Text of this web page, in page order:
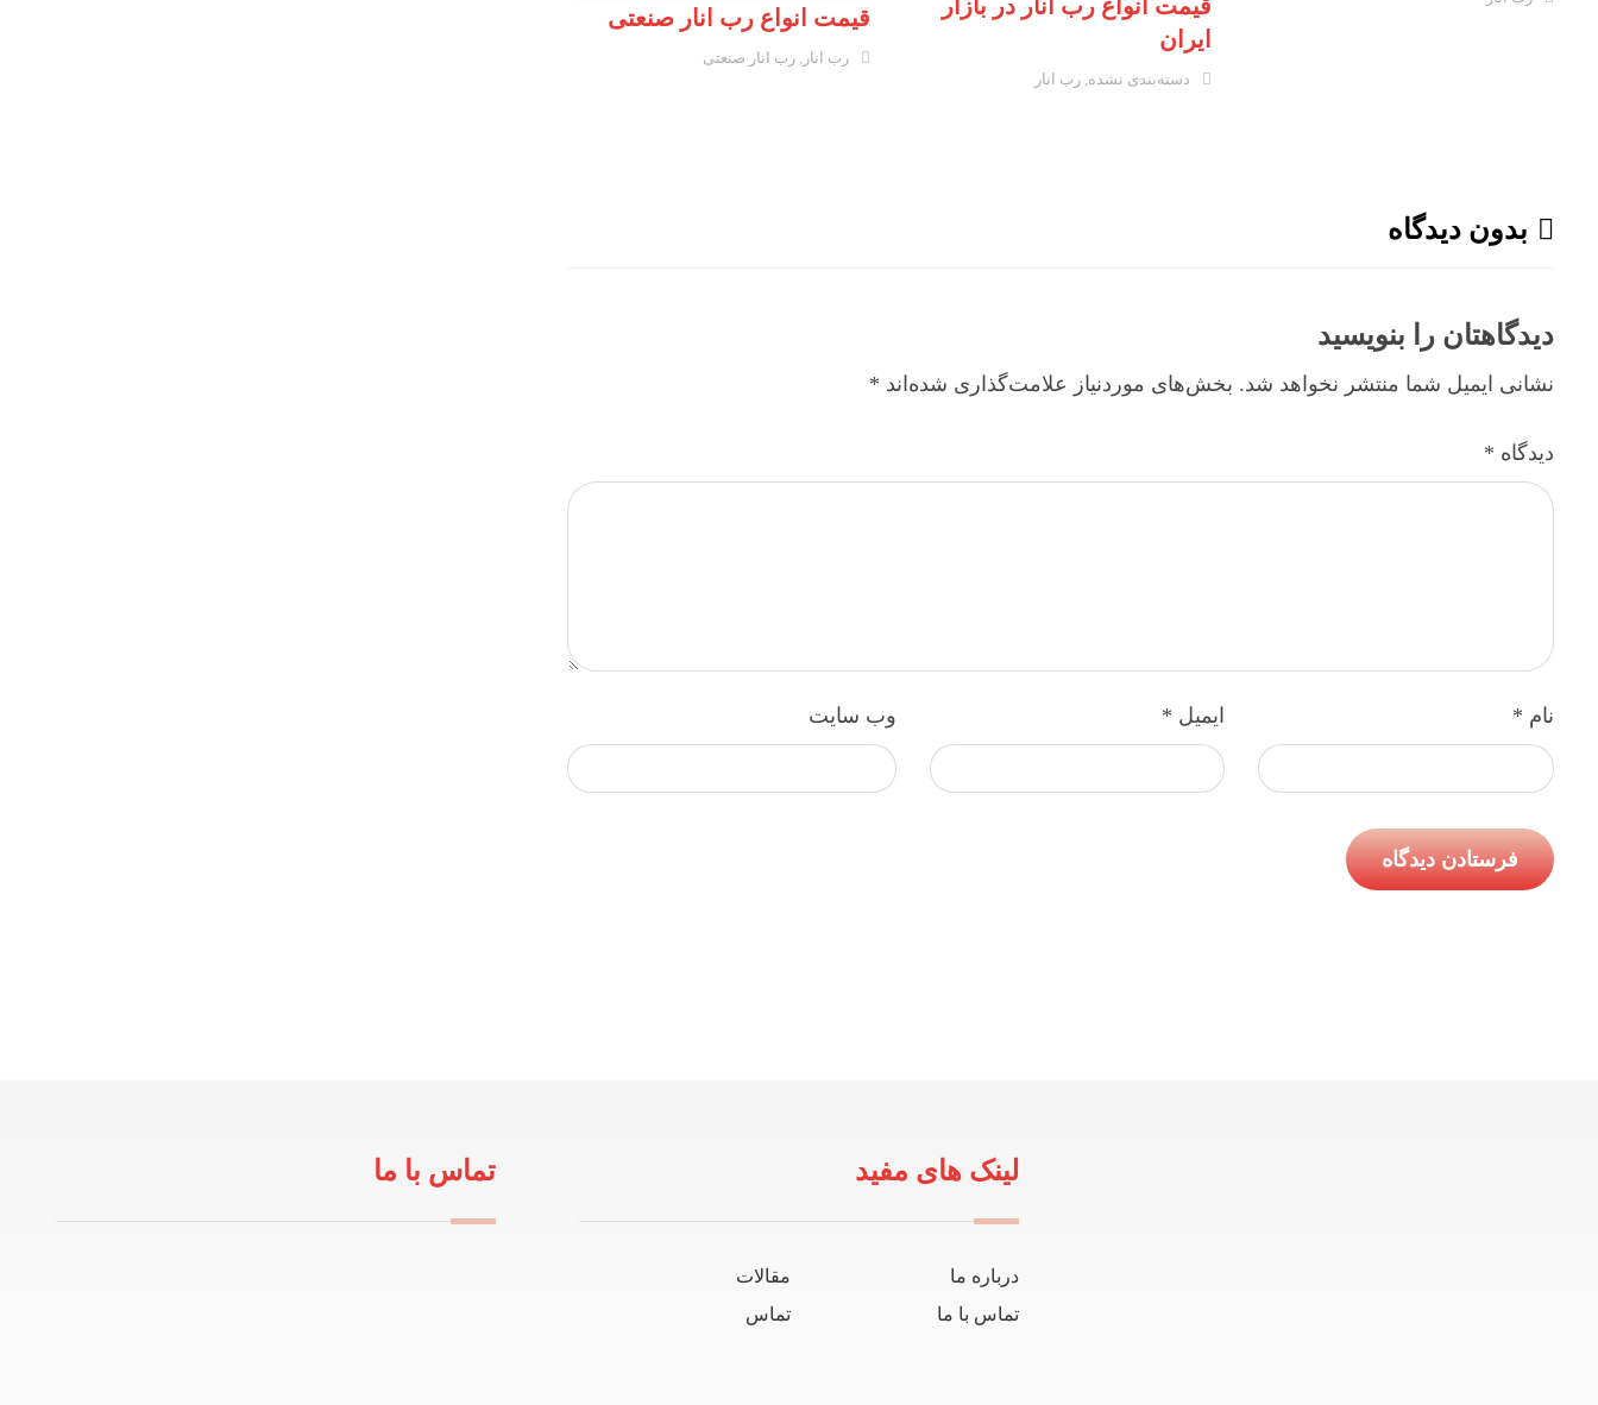
قیمت انواع رب انار در بازار
ایران
دسته‌بندی نشده رب انار
قیمت انواع رب انار صنعتی
رب انار ,رب انار صنعتی
بدون دیدگاه
دیدگاهتان را بنویسید
نشانی ایمیل شما منتشر نخواهد شد. بخش‌های موردنیاز علامت‌گذاری شده‌اند *
دیدگاه *
نام * ایمیل * وب‌ سایت
لینک های مفید
درباره ما
مقالات
تماس با ما
تماس
تماس با ما